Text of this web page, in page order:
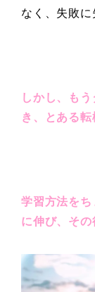
なく、失敗に
しかし、も
き、とある転
学習方法を
に伸び、その